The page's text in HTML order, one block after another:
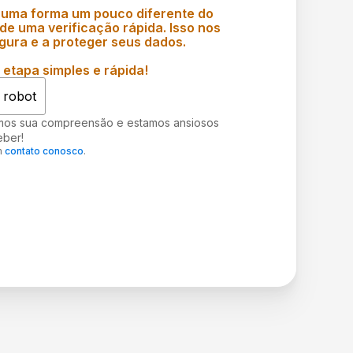
forma um pouco diferente do
uma verificação rápida. Isso nos
e a proteger seus dados.
simples e rápida!
robot
sua compreensão e estamos ansiosos
contato conosco.